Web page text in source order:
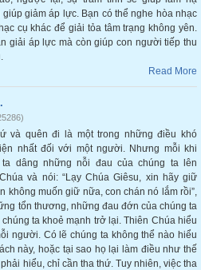
giảm áp lực. Bạn có thể nghe hòa nhạc
cụ khác để giải tỏa tâm trạng không yên.
giải áp lực mà còn giúp con người tiếp thu
Read More
và quên đi là một trong những điều khó
nhất đối với một người. Nhưng mỗi khi
ta dâng những nỗi đau của chúng ta lên
và nói: “Lạy Chúa Giêsu, xin hãy giữ
không muốn giữ nữa, con chán nó lắm rồi”,
tổn thương, những đau đớn của chúng ta
ta khoẻ mạnh trở lại. Thiên Chúa hiểu
người. Có lẽ chúng ta không thể nào hiểu
này, hoặc tại sao họ lại làm điều như thế
hiểu, chỉ cần tha thứ. Tuy nhiên, việc tha